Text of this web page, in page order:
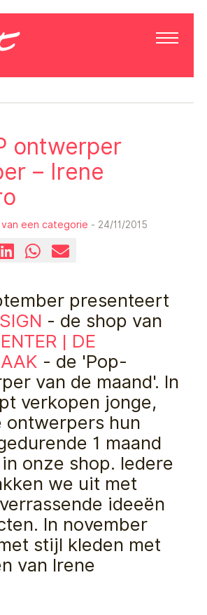
ontwerper
– Irene
een categorie - 24/11/2015
presenteert
- de shop van
| DE
- de 'Pop-
van de maand'. In
verkopen jonge,
ontwerpers hun
1 maand
onze shop. Iedere
we uit met
ideeën
In november
stijl kleden met
van Irene